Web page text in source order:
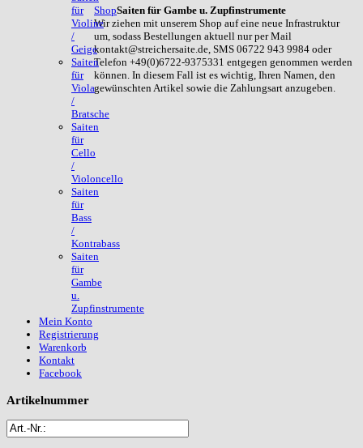
ShopSaiten für Gambe u. Zupfinstrumente
Wir ziehen mit unserem Shop auf eine neue Infrastruktur
um, sodass Bestellungen aktuell nur per Mail
kontakt@streichersaite.de, SMS 06722 943 9984 oder
Telefon +49(0)6722-9375331 entgegen genommen werden
können. In diesem Fall ist es wichtig, Ihren Namen, den
gewünschten Artikel sowie die Zahlungsart anzugeben.
für
Violine
/
Geige
Saiten
für
Viola
/
Bratsche
Saiten
für
Cello
/
Violoncello
Saiten
für
Bass
/
Kontrabass
Saiten
für
Gambe
u.
Zupfinstrumente
Mein Konto
Registrierung
Warenkorb
Kontakt
Facebook
Artikelnummer